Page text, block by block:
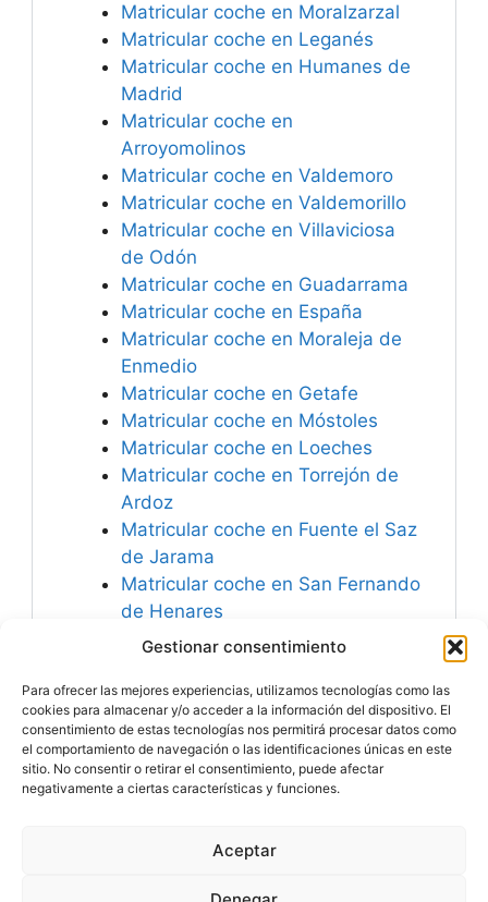
Gestionar consentimiento
Para ofrecer las mejores experiencias, utilizamos tecnologías como las
cookies para almacenar y/o acceder a la información del dispositivo. El
consentimiento de estas tecnologías nos permitirá procesar datos como
el comportamiento de navegación o las identificaciones únicas en este
sitio. No consentir o retirar el consentimiento, puede afectar
negativamente a ciertas características y funciones.
Aceptar
Matricular coche en Moralzarzal
Matricular coche en Leganés
Matricular coche en Humanes de
Madrid
Matricular coche en
Arroyomolinos
Matricular coche en Valdemoro
Matricular coche en Valdemorillo
Matricular coche en Villaviciosa
de Odón
Matricular coche en Guadarrama
Matricular coche en España
Matricular coche en Moraleja de
Enmedio
Matricular coche en Getafe
Matricular coche en Móstoles
Matricular coche en Loeches
Matricular coche en Torrejón de
Ardoz
Matricular coche en Fuente el Saz
de Jarama
Matricular coche en San Fernando
de Henares
Matricular coche en Algete
Matricular coche en Villalbilla
Importación.
reservados